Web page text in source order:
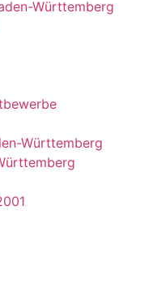
Württemberg
Württemberg